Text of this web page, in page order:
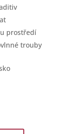
prostředí
trouby